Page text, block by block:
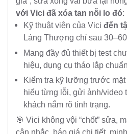
với Vici đã xóa tan nỗi lo đó:
Kỹ thuật viên của Vici đến
Láng Thượng chỉ sau
Mang đầy đủ thiết bị test
hiệu, dụng cụ tháo lắp
Kiểm tra kỹ lưỡng trước
hiểu từng lỗi, gửi ảnh/video
khách nắm rõ tình trạng.
🎯 Vici không vội “chốt” sửa,
cân nhắc, báo giá chi tiết,